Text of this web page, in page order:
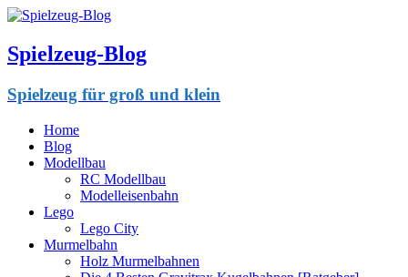
Spielzeug-Blog
Spielzeug für groß und klein
Home
Blog
Modellbau
RC Modellbau
Modelleisenbahn
Lego
Lego City
Murmelbahn
Holz Murmelbahnen